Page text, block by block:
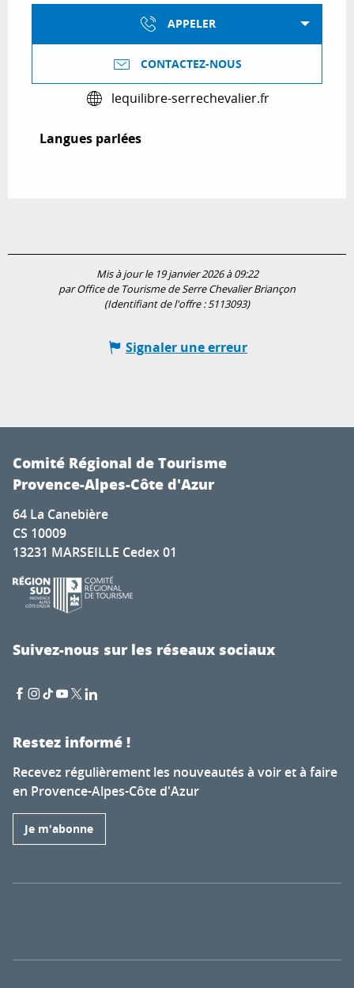
APPELER
CONTACTEZ-NOUS
lequilibre-serrechevalier.fr
Langues parlées
Langues parlées
Mis à jour le 19 janvier 2026 à 09:22
par Office de Tourisme de Serre Chevalier Briançon
(Identifiant de l'offre :5113093)
Signaler une erreur
Comité Régional de Tourisme
Provence-Alpes-Côte d'Azur
64 La Canebière
CS 10009
13231 MARSEILLE Cedex 01
Suivez-nous sur les réseaux sociaux
Restez informé !
Recevez régulièrement les nouveautés à voir et à faire
en Provence-Alpes-Côte d'Azur
Je m'abonne